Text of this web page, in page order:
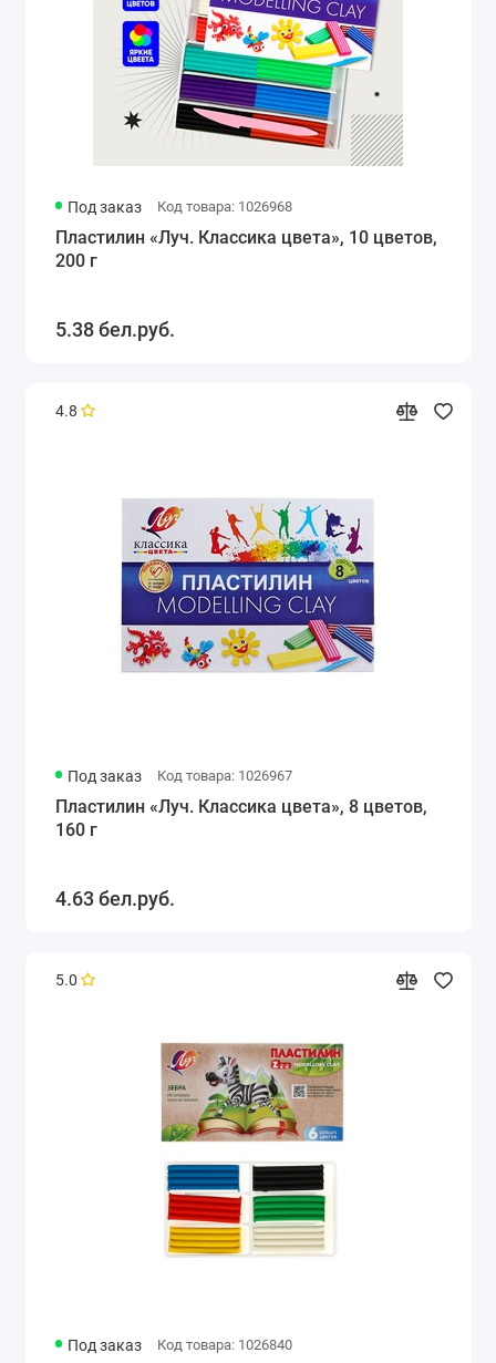
Под заказ Код товара: 1026968
Пластилин «Луч. Классика цвета», 10 цветов,
200 г
5.38 бел.руб.
4.8
Под заказ Код товара: 1026967
Пластилин «Луч. Классика цвета», 8 цветов,
160 г
4.63 бел.руб.
5.0
Под заказ Код товара: 1026840